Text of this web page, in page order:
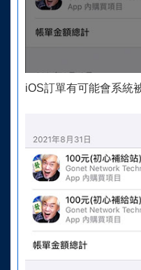
iOS訂單有可能會系統